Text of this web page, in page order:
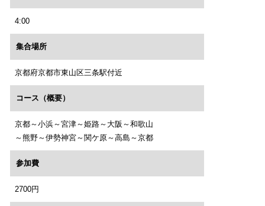
4:00
集合場所
京都府京都市東山区三条駅付近
コース（概要）
京都～小浜～宮津～姫路～大阪～和歌山
～熊野～伊勢神宮～関ケ原～高島～京都
参加費
2700円